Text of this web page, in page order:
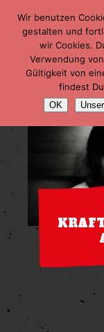
Wir benutzen
gestalten und
wir Cookies.
Verwendung
Gültigkeit von
findest
OK